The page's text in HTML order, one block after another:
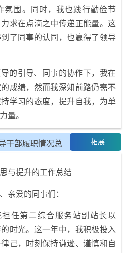
氛围。同时，我也践行勤俭节
求在点滴之中传递正能量。这
了同事的认同，也赢得了领导
的引导、同事的协作下，我在
成绩，然而我深知前路仍需不
学习的态度，提升自我，为单
量。
干部履职情况总 拓展
与提升的工作总结
亲爱的同事们：
担任第二综合服务站副站长以
时光。这一年中，我积极投入
己，时刻保持谦逊、谨慎和自